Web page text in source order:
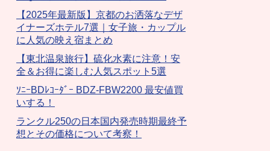
【2025年最新版】京都のお洒落なデザ
イナーズホテル7選｜女子旅・カップル
に人気の映え宿まとめ
【東北温泉旅行】硫化水素に注意！安
全＆お得に楽しむ人気スポット5選
ｿﾆｰBDﾚｺｰﾀﾞｰ BDZ-FBW2200 最安値買
いする！
ランクル250の日本国内発売時期最終予
想とその価格について考察！